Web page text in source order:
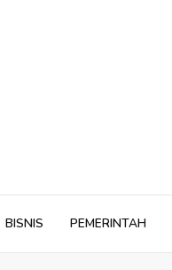
BISNIS PEMERINTAH